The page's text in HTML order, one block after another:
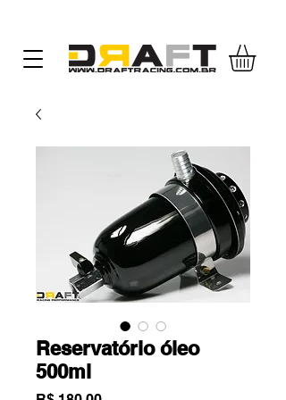
Reservatório óleo
500ml